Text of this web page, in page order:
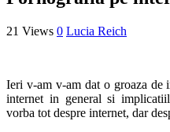
21 Views 0 Lucia Reich
Ieri v-am v-am dat o groaza de
internet in general si
vorba tot despre internet, dar